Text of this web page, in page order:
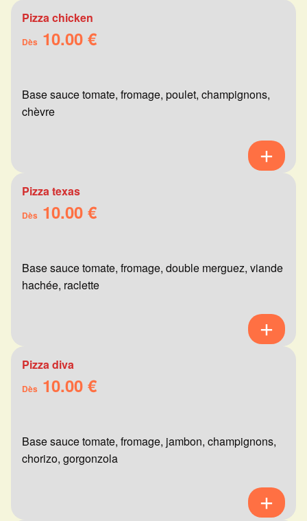
Pizza chicken
Dès 10.00 €
Base sauce tomate, fromage, poulet, champignons,
chèvre
Pizza texas
Dès 10.00 €
Base sauce tomate, fromage, double merguez, viande
hachée, raclette
Pizza diva
Dès 10.00 €
Base sauce tomate, fromage, jambon, champignons,
chorizo, gorgonzola